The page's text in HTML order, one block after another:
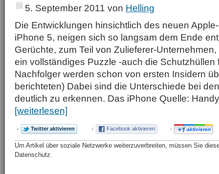
5. September 2011 von Helling
Die Entwicklungen hinsichtlich des neuen
iPhone 5, neigen sich so langsam dem Ende
Gerüchte, zum Teil von Zulieferer-
ein vollständiges Puzzle -auch die Schutzhüllen
Nachfolger werden schon von ersten Insidern
berichteten) Dabei sind die Unterschiede bei
deutlich zu erkennen. Das iPhone Quelle:
[weiterlesen]
Twitter aktivieren Facebook aktivieren aktivieren
Um Artikel über soziale Netzwerke weiterzuverbreiten, müssen Sie
Datenschutz.